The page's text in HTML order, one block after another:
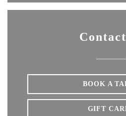
BOOK A
GIFT